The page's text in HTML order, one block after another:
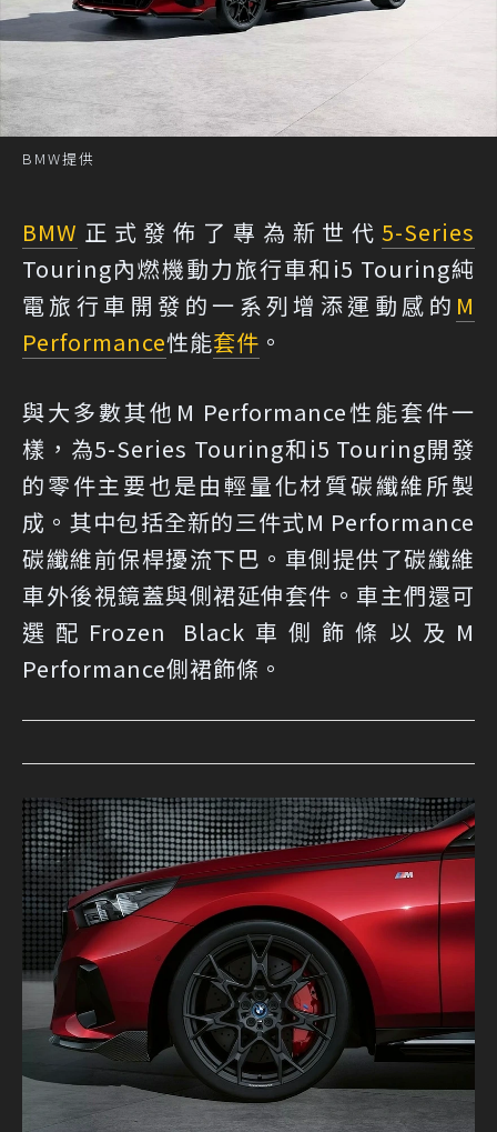
BMW提供
BMW 正式發佈了專為新世代 5-Series
Touring內燃機動力旅行車和i5 Touring純
電旅行車開發的一系列增添運動感的 M
Performance性能套件 。
與大多數其他M Performance性能套件一
樣，為5-Series Touring和i5 Touring開發
的零件主要也是由輕量化材質碳纖維所製
成。其中包括全新的三件式M Performance
碳纖維前保桿擾流下巴。車側提供了碳纖維
車外後視鏡蓋與側裙延伸套件。車主們還可
選配Frozen Black車側飾條以及M
Performance側裙飾條。